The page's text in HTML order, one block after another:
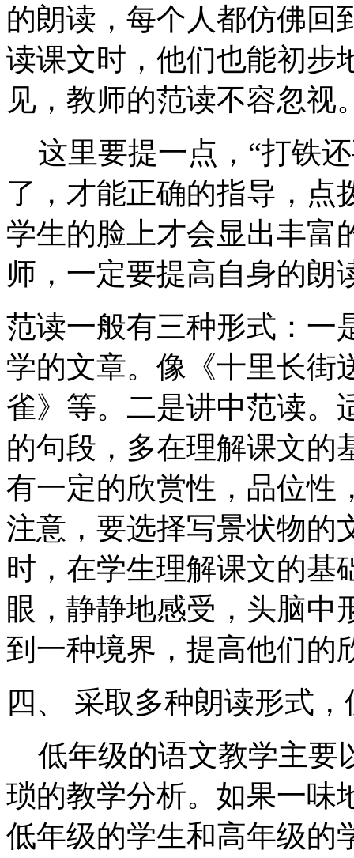
的朗读，每个人都仿佛回
读课文时，他们也能初步
见，教师的范读不容忽视
这里要提一点，“打铁
了，才能正确的指导，点
学生的脸上才会显出丰富
师，一定要提高自身的朗
范读一般有三种形式：一
学的文章。像《十里长街
雀》等。二是讲中范读。
的句段，多在理解课文的
有一定的欣赏性，品位性
注意，要选择写景状物的
时，在学生理解课文的基
眼，静静地感受，头脑中
到一种境界，提高他们的
四、 采取多种朗读形式
低年级的语文教学主要
琐的教学分析。如果一味
低年级的学生和高年级的